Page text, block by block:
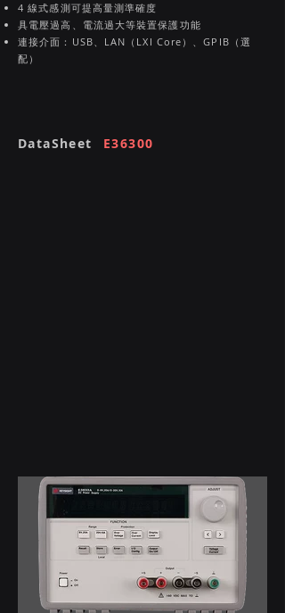
4 線式感測可提高量測準確度
具電壓過高、電流過大等裝置保護功能
連接介面：USB、LAN（LXI Core）、GPIB（選
配）
DataSheet E36300